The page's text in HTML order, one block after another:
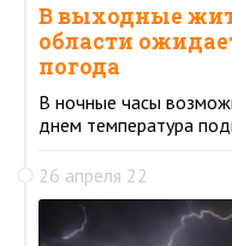
В выходные
области
погода
В ночные часы
днем температура
26 апреля 22